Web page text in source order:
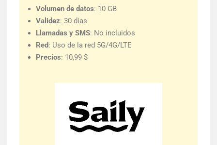
Volumen de datos: 10 GB
Validez: 30 días
Llamadas y SMS: No incluidos
Red: Uso de la red 5G/4G/LTE
Precios: 10,99 $